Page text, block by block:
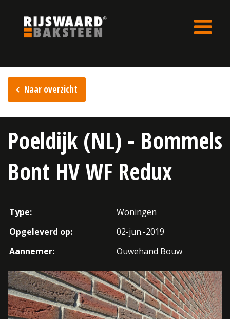
Naar overzicht
Poeldijk (NL) - Bommels
Bont HV WF Redux
Type:
Woningen
Opgeleverd op:
02-jun.-2019
Aannemer:
Ouwehand Bouw